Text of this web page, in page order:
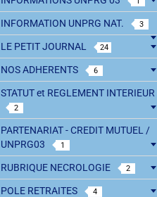
INFORMATION UNPRG NAT. 3
LE PETIT JOURNAL 24
NOS ADHERENTS 6
STATUT et REGLEMENT INTERIEUR
2
PARTENARIAT - CREDIT MUTUEL /
UNPRG03
1
RUBRIQUE NECROLOGIE 2
POLE RETRAITES 4